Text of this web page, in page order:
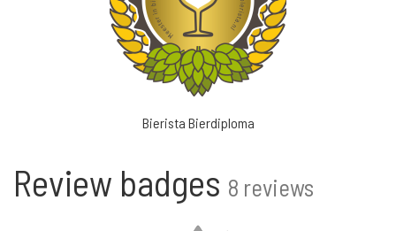
Bierista Bierdiploma
Review badges 8 reviews